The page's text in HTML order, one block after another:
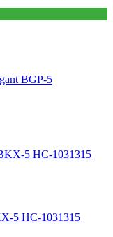
BGP-5
5 НС-1031315